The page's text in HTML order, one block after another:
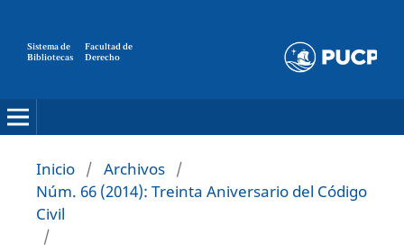
Sistema de
Bibliotecas
Facultad de
Derecho
Inicio / Archivos /
Núm. 66 (2014): Treinta Aniversario del Código
Civil
/